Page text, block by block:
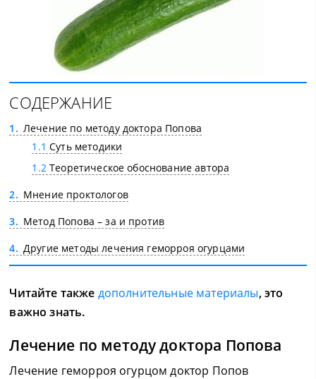
СОДЕРЖАНИЕ
1
Лечение по методу доктора Попова
1.1 Суть методики
1.2Теоретическое обоснование автора
2
Мнение проктологов
3
Метод Попова – за и против
4
Другие методы лечения геморроя огурцами
Читайте также дополнительные материалы, это
важно знать.
Лечение по методу доктора Попова
Лечение геморроя огурцом доктор Попов